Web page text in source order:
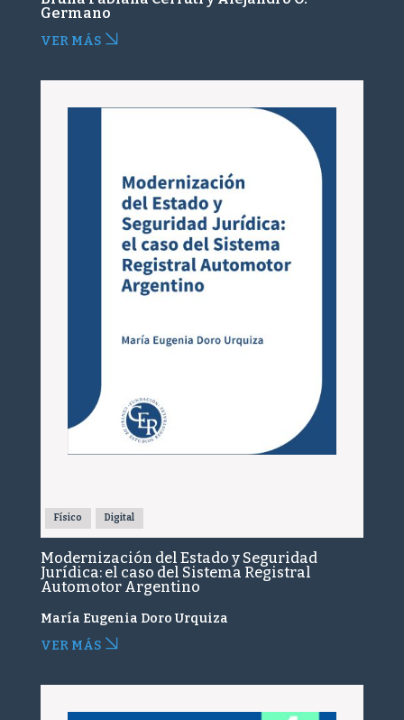
Germano
VER MÁS
Físico Digital
Modernización del Estado y Seguridad
Jurídica: el caso del Sistema Registral
Automotor Argentino
María Eugenia Doro Urquiza
VER MÁS